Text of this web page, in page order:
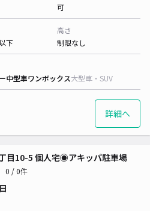
可
下
高さ
制限なし
中型車ワンボックス大型車・SUV
詳細へ
目10-5 個人宅◉アキッパ駐車場
0 / 0件